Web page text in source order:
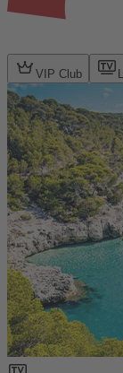
VIP Club